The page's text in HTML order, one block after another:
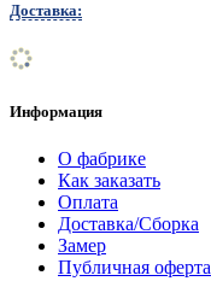
Доставка:
Информация
О фабрике
Как заказать
Оплата
Доставка/Сборка
Замер
Публичная оферта